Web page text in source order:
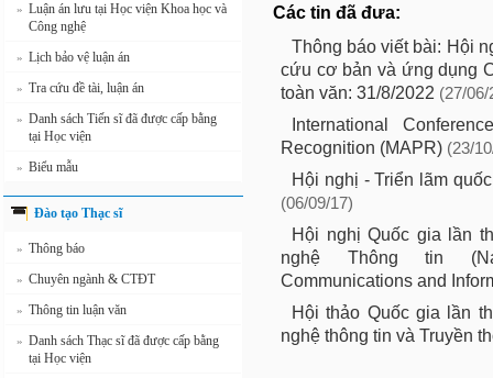
» Luận án lưu tại Học viện Khoa học và
Công nghệ
» Lịch bảo vệ luận án
» Tra cứu đề tài, luận án
» Danh sách Tiến sĩ đã được cấp bằng
tại Học viện
» Biểu mẫu
Đào tạo Thạc sĩ
» Thông báo
» Chuyên ngành & CTĐT
» Thông tin luận văn
» Danh sách Thạc sĩ đã được cấp bằng
tại Học viện
Các tin đã đưa:
Thông báo viết bài: Hội
cứu cơ bản và ứng dụng
toàn văn: 31/8/2022 (27/06/
International
Recognition (MAPR) (23/
Hội nghị - Triển lãm
(06/09/17)
Hội nghị Quốc gia lần
nghệ Thông tin
Communications and
Hội thảo Quốc gia lần
nghệ thông tin và Truyền